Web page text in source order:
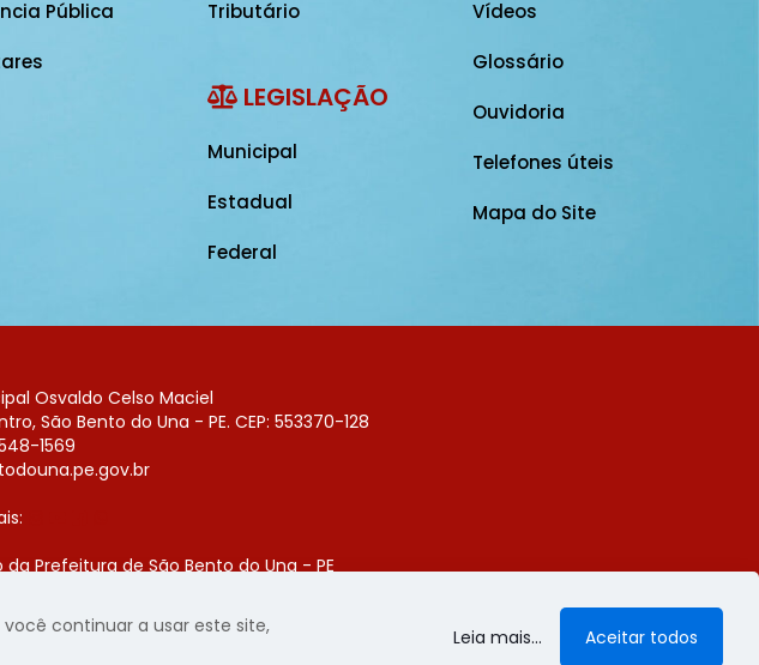
Pública
Tributário
LEGISLAÇÃO
Municipal
Estadual
Federal
Vídeos
Glossário
Ouvidoria
Telefones úteis
Mapa do Site
Osvaldo Celso Maciel
São Bento do Una - PE. CEP: 553370-128
1569
Prefeitura de São Bento do Una - PE
LumusWeb - Agência Digital
continuar a usar este site,
Leia mais... Aceitar todos